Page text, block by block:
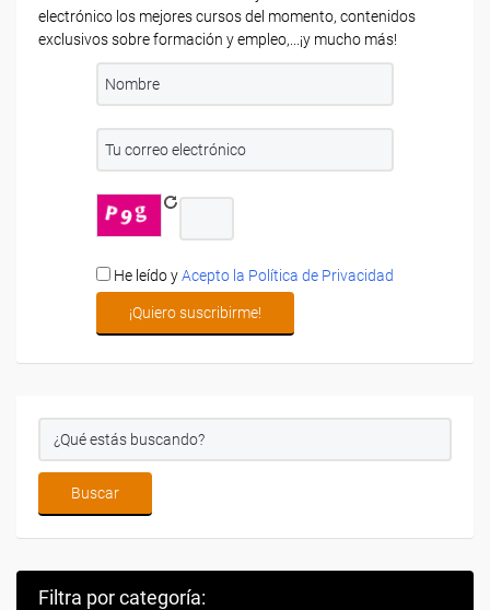
electrónico los mejores cursos del momento, contenidos
exclusivos sobre formación y empleo,...¡y mucho más!
He leído yAcepto la Política de Privacidad
Filtra por categoría: